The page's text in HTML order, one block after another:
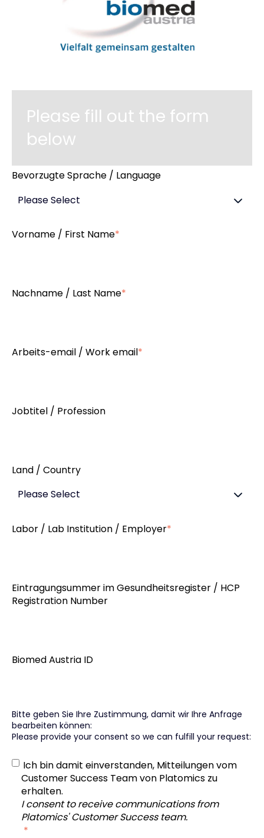
Please fill out the form
below
Bevorzugte Sprache / Language
Vorname / First Name*
Nachname / Last Name*
Arbeits-email / Work email*
Jobtitel / Profession
Land / Country
Labor / Lab Institution / Employer*
Eintragungsummer im Gesundheitsregister / HCP
Registration Number
Biomed Austria ID
Bitte geben Sie Ihre Zustimmung, damit wir Ihre Anfrage
bearbeiten können:
Please provide your consent so we can fulfill your request:
Ich bin damit einverstanden, Mitteilungen vom
Customer Success Team von Platomics zu
erhalten.
I consent to receive communications from
Platomics' Customer Success team.
*